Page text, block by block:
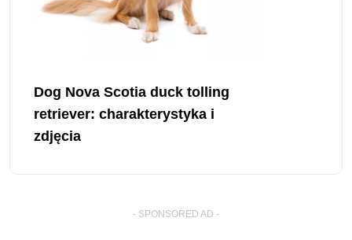
Dog Nova Scotia duck tolling
retriever: charakterystyka i
zdjęcia
- SPONSORED AD -